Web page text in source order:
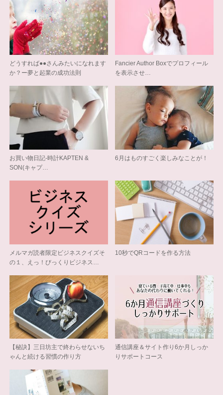
どうすれば●●さんみたいになれます
か？ー夢と起業の成功法則
Fancier Author Boxでプロフィール
を表示させ…
お買い物日記-時計KAPTEN &
SON(キャプ…
6月はものすごく楽しみなことが！
メルマガ読者限定ビジネスクイズそ
の１、えっ！びっくりビジネス…
10秒でQRコードを作る方法
【秘訣】三日坊主で終わらせないち
ゃんと続ける習慣の作り方
通信講座＆サイト作り6か月しっか
りサポートコース